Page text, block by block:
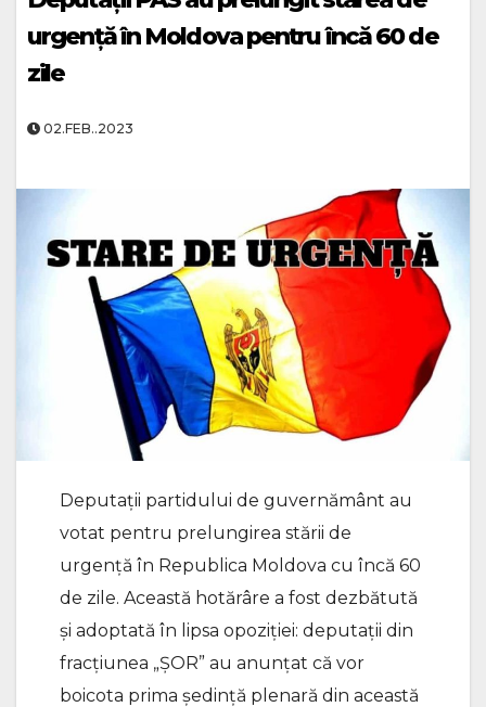
urgență în Moldova pentru încă 60 de
zile
02.FEB..2023
Deputații partidului de guvernământ au
votat pentru prelungirea stării de
urgență în Republica Moldova cu încă 60
de zile. Această hotărâre a fost dezbătută
și adoptată în lipsa opoziției: deputații din
fracțiunea „ȘOR” au anunțat că vor
boicota prima ședință plenară din această